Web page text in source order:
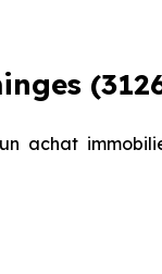
achat